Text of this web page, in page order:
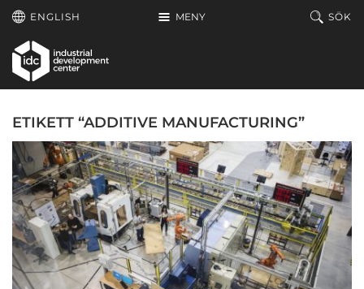
Hoppa till huvudinnehållet
MENY
ENGLISH SÖK
ETIKETT “ADDITIVE MANUFACTURING”